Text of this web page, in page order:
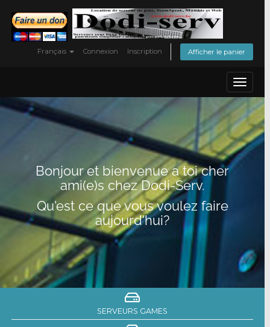
Français Connexion Inscription Afficher le panier
Toggle
Bonjour et bienvenue a toi cher
ami(e)s chez Dodi-Serv.
Qu'est ce que vous voulez faire
aujourd'hui?
SERVEURS GAMES